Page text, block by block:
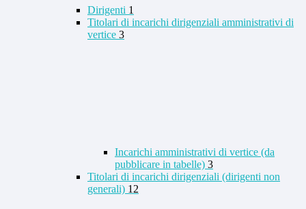
Dirigenti 1
Titolari di incarichi dirigenziali amministrativi di
vertice 3
Incarichi amministrativi di vertice (da
pubblicare in tabelle) 3
Titolari di incarichi dirigenziali (dirigenti non
generali) 12